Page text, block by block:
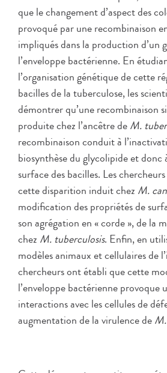
que le changement d’aspect des
provoqué par une recombinaison
impliqués dans la production d’un
l’enveloppe bactérienne. En
l’organisation génétique de cette
bacilles de la tuberculose, les
démontrer qu’une recombinaison
produite chez l’ancêtre deM.
recombinaison conduit à
biosynthèse du glycolipide et donc
surface des bacilles. Les
cette disparition induit chez M.
modification des propriétés de
son agrégation en « corde », de la
chez M. tuberculosis. Enfin, en
modèles animaux et cellulaires de
chercheurs ont établi que cette
l’enveloppe bactérienne provoque
interactions avec les cellules de
augmentation de la virulence de